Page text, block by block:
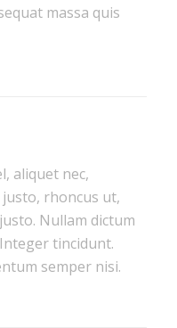
massa quis
aliquet nec,
rhoncus ut,
Nullam dictum
tincidunt.
semper nisi.